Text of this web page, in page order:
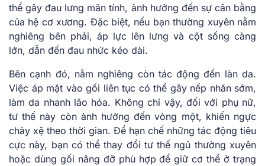
thể gây đau lưng mãn tính, ảnh hưởng đến sự cân bằng
của hệ cơ xương. Đặc biệt, nếu bạn thường xuyên nằm
nghiêng bên phải, áp lực lên lưng và cột sống càng
lớn, dẫn đến đau nhức kéo dài.
Bên cạnh đó, nằm nghiêng còn tác động đến làn da.
Việc áp mặt vào gối liên tục có thể gây nếp nhăn sớm,
làm da nhanh lão hóa. Không chỉ vậy, đối với phụ nữ,
tư thế này còn ảnh hưởng đến vòng một, khiến ngực
chảy xệ theo thời gian. Để hạn chế những tác động tiêu
cực này, bạn có thể thay đổi tư thế ngủ thường xuyên
hoặc dùng gối nâng đỡ phù hợp để giữ cơ thể ở trạng